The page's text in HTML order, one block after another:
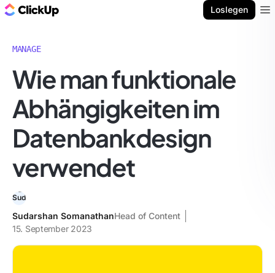
Loslegen
MANAGE
Wie man funktionale
Abhängigkeiten im
Datenbankdesign
verwendet
Sudarshan SomanathanHead of Content
15. September 2023